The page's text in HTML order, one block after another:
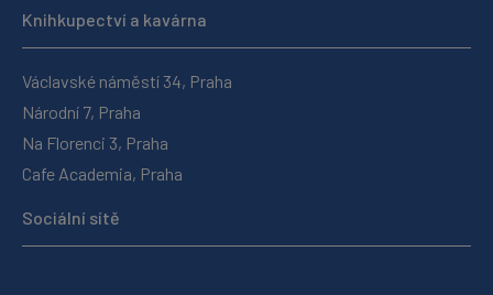
Knihkupectví a kavárna
Václavské náměstí 34, Praha
Národní 7, Praha
Na Florenci 3, Praha
Cafe Academia, Praha
Sociální sítě